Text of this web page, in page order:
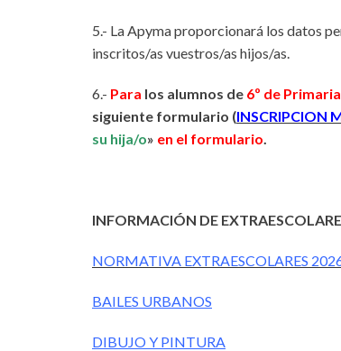
5.- La Apyma proporcionará los datos
inscritos/as vuestros/as hijos/as.
6.- Para los alumnos de 6º de Primaria
siguiente formulario (INSCRIPCION
su hija/o» en el formulario.
INFORMACIÓN DE
NORMATIVA EXTRAESCOLARES
BAILES URBANOS
DIBUJO Y PINTURA